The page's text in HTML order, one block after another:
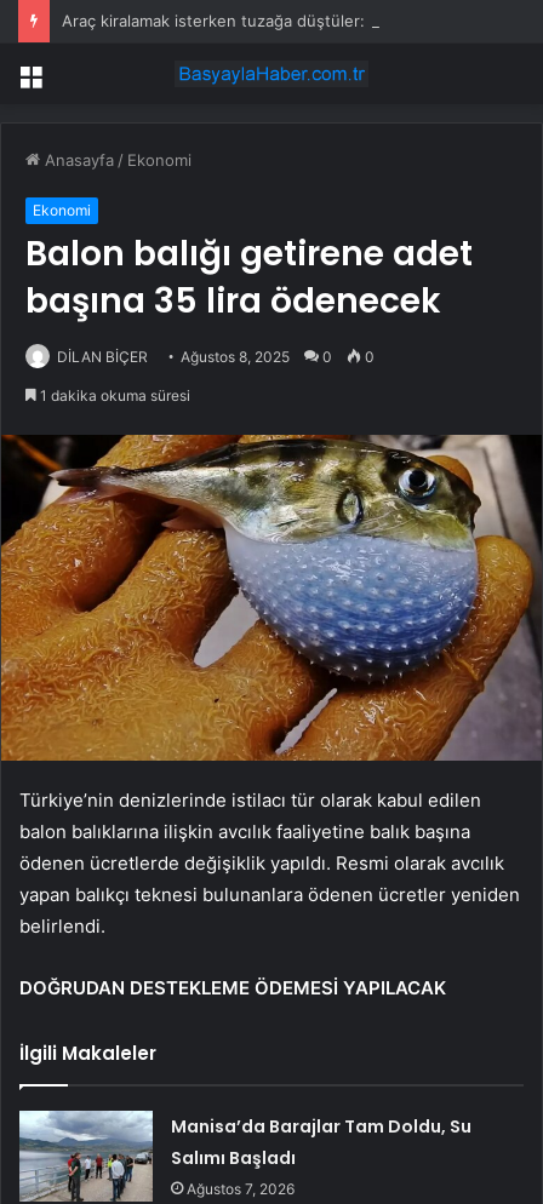
Menü
Anasayfa / Ekonomi
Ekonomi
Balon balığı getirene adet
başına 35 lira ödenecek
DİLAN BİÇER Ağustos 8, 2025 0 0
1 dakika okuma süresi
Türkiye’nin denizlerinde istilacı tür olarak kabul edilen
balon balıklarına ilişkin avcılık faaliyetine balık başına
ödenen ücretlerde değişiklik yapıldı. Resmi olarak avcılık
yapan balıkçı teknesi bulunanlara ödenen ücretler yeniden
belirlendi.
DOĞRUDAN DESTEKLEME ÖDEMESİ YAPILACAK
İlgili Makaleler
Manisa’da Barajlar Tam Doldu, Su
Salımı Başladı
Ağustos 7, 2026